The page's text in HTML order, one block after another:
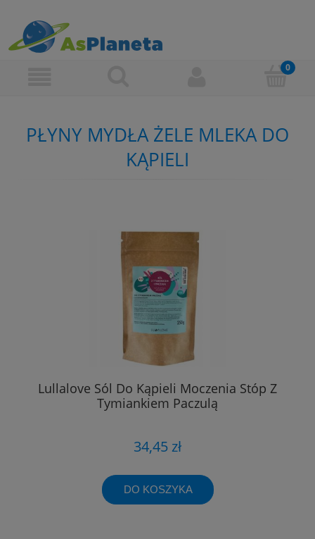
PŁYNY MYDŁA ŻELE MLEKA DO
KĄPIELI
Lullalove Sól Do Kąpieli Moczenia Stóp Z
Tymiankiem Paczulą
34,45 zł
DO KOSZYKA